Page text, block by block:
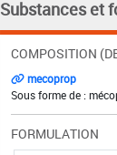
Substances et
COMPOSITION
mecoprop
Sous forme de :
FORMULATION